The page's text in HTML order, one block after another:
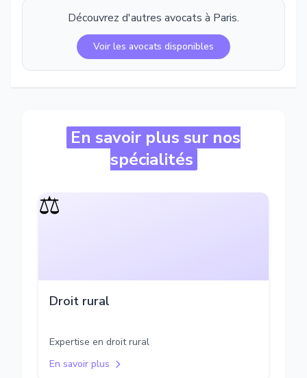
Découvrez d'autres avocats à Paris.
Voir les avocats disponibles
En savoir plus sur nos
spécialités
⚖️
Droit rural
Expertise en droit rural
En savoir plus